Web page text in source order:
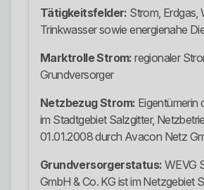
Tätigkeitsfelder: Strom, Erdgas,
Trinkwasser sowie energienahe
Marktrolle Strom: regionaler
Grundversorger
Netzbezug Strom: Eigentümerin
im Stadtgebiet Salzgitter,
01.01.2008 durch Avacon Netz
Grundversorgerstatus: WEVG
GmbH & Co. KG ist im Netzgebiet